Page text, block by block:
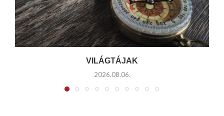
VILÁGTÁJAK
2026.08.06.